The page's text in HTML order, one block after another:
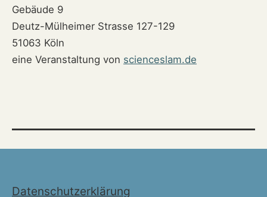
Gebäude 9
Deutz-Mülheimer Strasse 127-129
51063 Köln
eine Veranstaltung von scienceslam.de
Datenschutzerklärung